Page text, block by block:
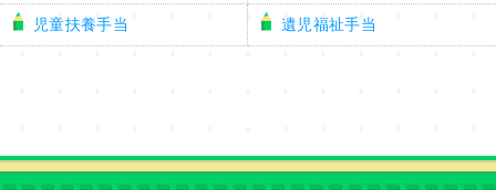
児童扶養手当 遺児福祉手当